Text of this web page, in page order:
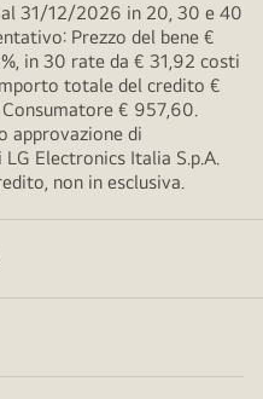
31/12/2026 in 20, 30 e 40
Prezzo del bene €
in 30 rate da € 31,92 costi
totale del credito €
€ 957,60.
approvazione di
LG Electronics Italia S.p.A.
non in esclusiva.